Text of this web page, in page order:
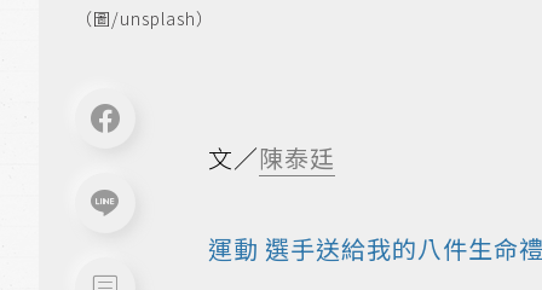
（圖/unsplash）
文／陳泰廷
運動 選手送給我的八件生命